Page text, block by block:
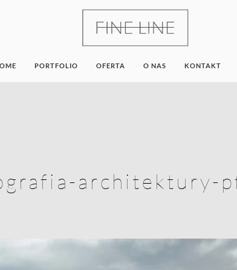
PORTFOLIO OFERTA O NAS KONTAKT
architektury-